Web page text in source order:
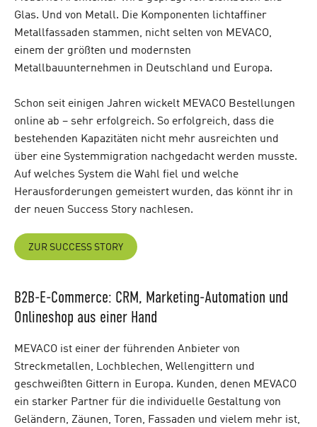
Glas. Und von Metall. Die Komponenten lichtaffiner
Metallfassaden stammen, nicht selten von MEVACO,
einem der größten und modernsten
Metallbauunternehmen in Deutschland und Europa.
Schon seit einigen Jahren wickelt MEVACO Bestellungen
online ab – sehr erfolgreich. So erfolgreich, dass die
bestehenden Kapazitäten nicht mehr ausreichten und
über eine Systemmigration nachgedacht werden musste.
Auf welches System die Wahl fiel und welche
Herausforderungen gemeistert wurden, das könnt ihr in
der neuen Success Story nachlesen.
ZUR SUCCESS STORY
B2B-E-Commerce: CRM, Marketing-Automation und
Onlineshop aus einer Hand
MEVACO ist einer der führenden Anbieter von
Streckmetallen, Lochblechen, Wellengittern und
geschweißten Gittern in Europa. Kunden, denen MEVACO
ein starker Partner für die individuelle Gestaltung von
Geländern, Zäunen, Toren, Fassaden und vielem mehr ist,